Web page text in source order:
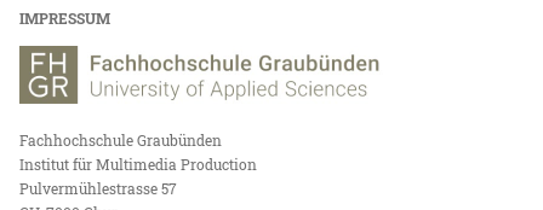
IMPRESSUM
Fachhochschule Graubünden
Institut für Multimedia Production
Pulvermühlestrasse 57